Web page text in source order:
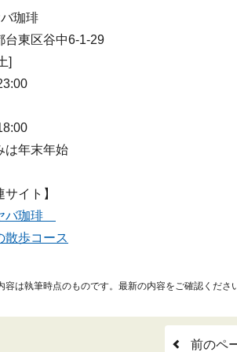
珈琲
台東区谷中6-1-29
]
は年末年始
サイト】
バ珈琲
散歩コース
は執筆時点のものです。最新の内容をご確認くださ
前のペ